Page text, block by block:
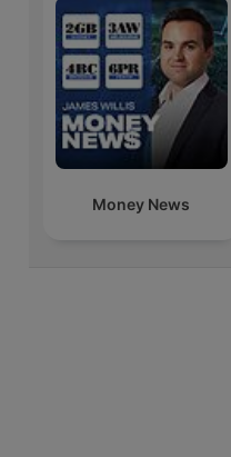
Money News